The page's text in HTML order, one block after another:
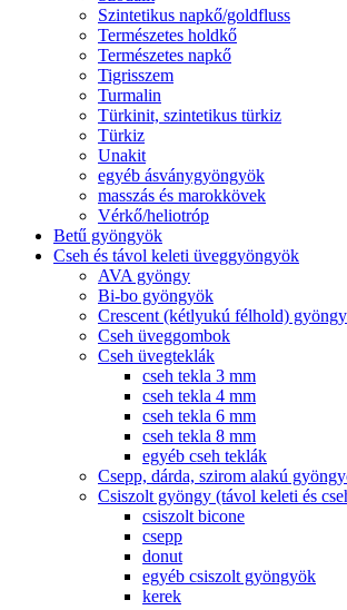
Szintetikus napkő/goldfluss
Természetes holdkő
Természetes napkő
Tigrisszem
Turmalin
Türkinit, szintetikus türkiz
Türkiz
Unakit
egyéb ásványgyöngyök
masszás és marokkövek
Vérkő/heliotróp
Betű gyöngyök
Cseh és távol keleti üveggyöngyök
AVA gyöngy
Bi-bo gyöngyök
Crescent (kétlyukú félhold) gyöngy
Cseh üveggombok
Cseh üvegteklák
cseh tekla 3 mm
cseh tekla 4 mm
cseh tekla 6 mm
cseh tekla 8 mm
egyéb cseh teklák
Csepp, dárda, szirom alakú
Csiszolt gyöngy (távol keleti és
csiszolt bicone
csepp
donut
egyéb csiszolt gyöngyök
kerek